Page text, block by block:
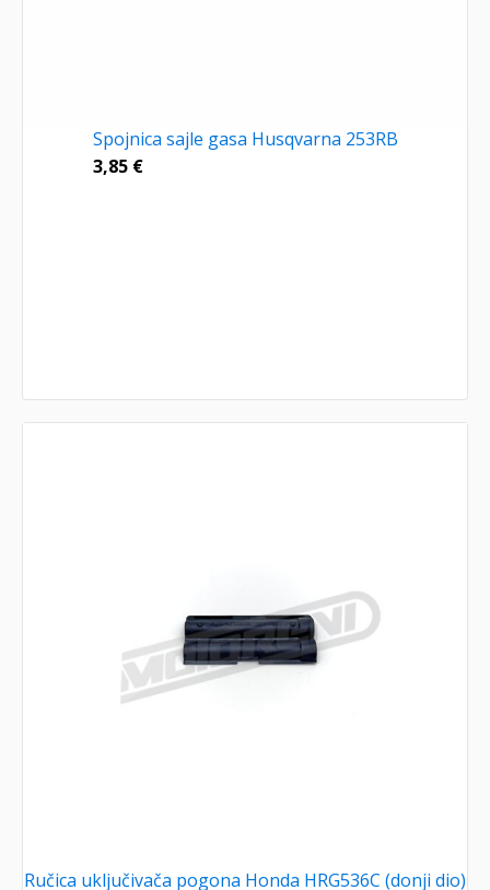
Spojnica sajle gasa Husqvarna 253RB
3,85 €
Ručica uključivača pogona Honda HRG536C (donji dio)